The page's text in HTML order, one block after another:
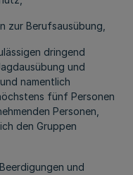
zur Berufsausübung,
dringend
und
namentlich
fünf Personen
Personen,
den Gruppen
und